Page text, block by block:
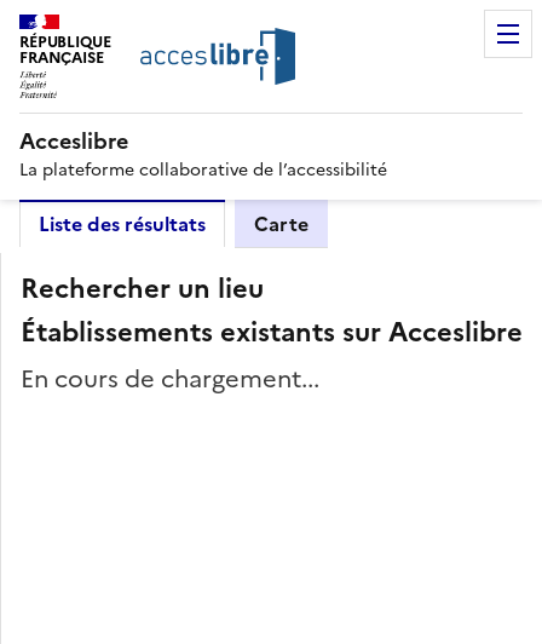
RÉPUBLIQUE
FRANÇAISE
Acceslibre
La plateforme collaborative de l’accessibilité
Liste des résultats Carte
Rechercher un lieu
Établissements existants sur Acceslibre
En cours de chargement...